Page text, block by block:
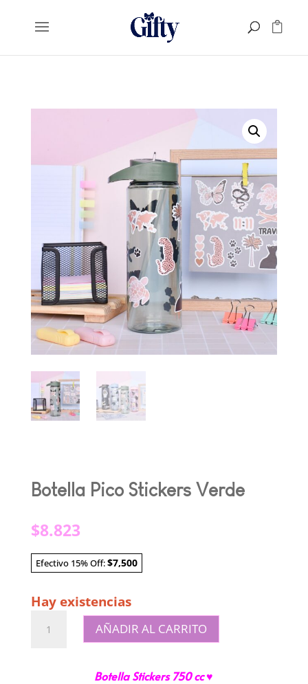
Botella Pico Stickers Verde
$8.823
Efectivo 15% Off:$7,500
Hay existencias
Pico
AÑADIR AL CARRITO
Botella Stickers 750 cc ♥